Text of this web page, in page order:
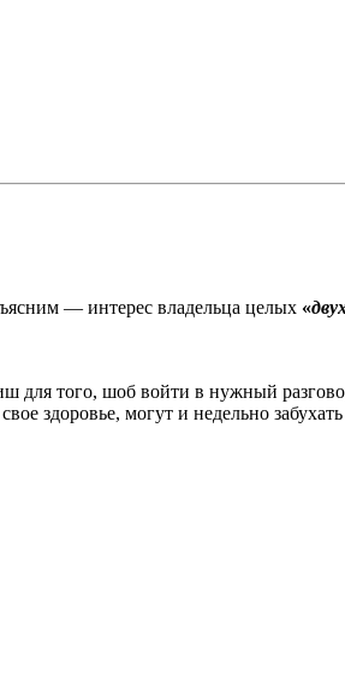
— интерес владельца целых «
для того, шоб войти в нужный
здоровье, могут и недельно